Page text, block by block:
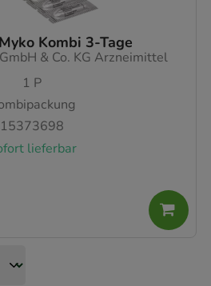
Kombi 3-Tage
& Co. KG Arzneimittel
1 P
15373698
lieferbar